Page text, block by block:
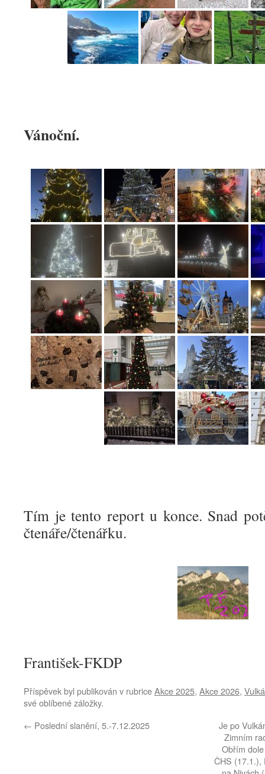
Vánoční.
Tím je tento report u konce. Snad
čtenáře/čtenářku.
František-FKDP
Příspěvek byl publikován v rubriceAkce 2025, Akce 2026,
své oblíbené záložky.
← Poslední slanění, 5.-7.12.2025
Je po
Zimním
Obřím
ČHS (17.1.),